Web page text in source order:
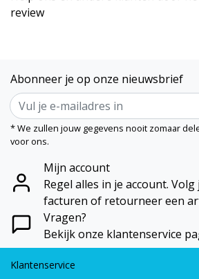
review
Abonneer je op onze nieuwsbrief
* We zullen jouw gegevens nooit zomaar
voor ons.
Mijn account
Regel alles in je account.
facturen of retourneer een
Vragen?
Bekijk onze klantenservice
Klantenservice